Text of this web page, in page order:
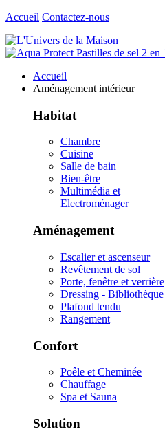
Accueil Contactez-nous
Accueil
Aménagement intérieur
Habitat
Chambre
Cuisine
Salle de bain
Bien-être
Multimédia et
Electroménager
Aménagement
Escalier et ascenseur
Revêtement de sol
Porte, fenêtre et verrière
Dressing - Bibliothèque
Plafond tendu
Rangement
Confort
Poêle et Cheminée
Chauffage
Spa et Sauna
Solution